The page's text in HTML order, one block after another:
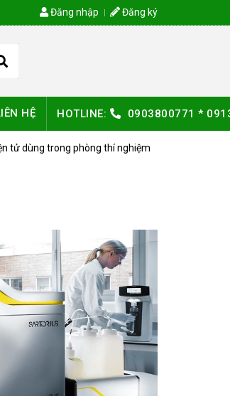
tử dùng trong phòng thí nghiệm
Đăng nhập Đăng ký
HỆ HOTLINE: 0903800771 *